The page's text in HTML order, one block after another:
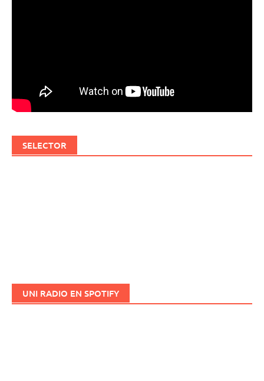
SELECTOR
UNI RADIO EN SPOTIFY